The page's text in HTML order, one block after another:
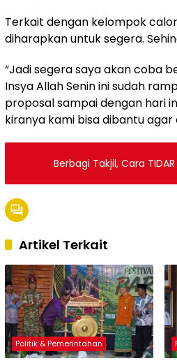
Terkait dengan kelompok
diharapkan untuk segera.
“Jadi segera saya akan coba
Insya Allah Senin ini sudah
proposal sampai dengan hari
kiranya kami bisa dibantu
Berbagi Takjil, Cara
Artikel Terkait
Politik & Pemerintahan